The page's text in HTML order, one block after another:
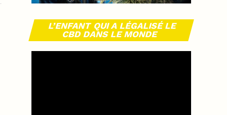
L’ENFANT QUI A LÉGALISÉ LE
CBD DANS LE MONDE